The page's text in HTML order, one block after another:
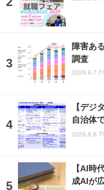
障害あ
調査
2026.8.7
【デジ
自治体
2026.8.6
【AI時
成AIが